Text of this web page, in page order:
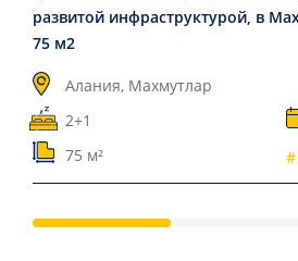
развитой инфраструктурой, в
75 м2
Алания, Махмутлар
2+1
75 м²